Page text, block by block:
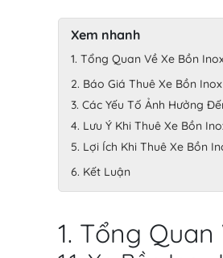
Xem nhanh
1. Tổng Quan Về Xe Bồn
2. Báo Giá Thuê Xe Bồn
3. Các Yếu Tố Ảnh Hưởng
4. Lưu Ý Khi Thuê Xe Bồn
5. Lợi Ích Khi Thuê Xe Bồn
6. Kết Luận
1. Tổng